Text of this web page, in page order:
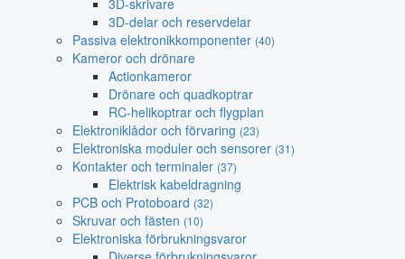
3D-delar och reservdelar
Passiva elektronikkomponenter (40)
Kameror och drönare
Actionkameror
Drönare och quadkoptrar
RC-helikoptrar och flygplan
Elektroniklådor och förvaring (23)
Elektroniska moduler och sensorer (31)
Kontakter och terminaler (37)
Elektrisk kabeldragning
PCB och Protoboard (32)
Skruvar och fästen (10)
Elektroniska förbrukningsvaror